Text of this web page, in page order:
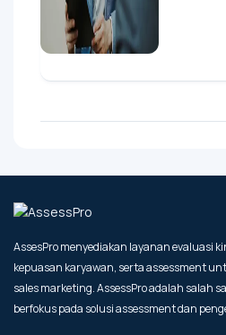
AssesPro menyediakan layanan evaluasi
kepuasan karyawan, serta assessment
sales marketing. AssessPro adalah salah
berfokus pada solusi assessment dan